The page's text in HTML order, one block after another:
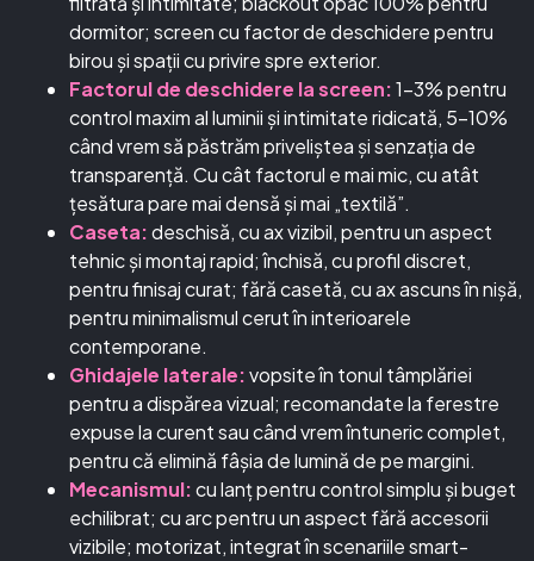
dormitor; screen cu factor de deschidere pentru
birou și spații cu privire spre exterior.
Factorul de deschidere la screen:1–3% pentru
control maxim al luminii și intimitate ridicată, 5–10%
când vrem să păstrăm priveliștea și senzația de
transparență. Cu cât factorul e mai mic, cu atât
țesătura pare mai densă și mai „textilă”.
Caseta:deschisă, cu ax vizibil, pentru un aspect
tehnic și montaj rapid; închisă, cu profil discret,
pentru finisaj curat; fără casetă, cu ax ascuns în nișă,
pentru minimalismul cerut în interioarele
contemporane.
Ghidajele laterale:vopsite în tonul tâmplăriei
pentru a dispărea vizual; recomandate la ferestre
expuse la curent sau când vrem întuneric complet,
pentru că elimină fâșia de lumină de pe margini.
Mecanismul:cu lanț pentru control simplu și buget
echilibrat; cu arc pentru un aspect fără accesorii
vizibile; motorizat, integrat în scenariile smart-